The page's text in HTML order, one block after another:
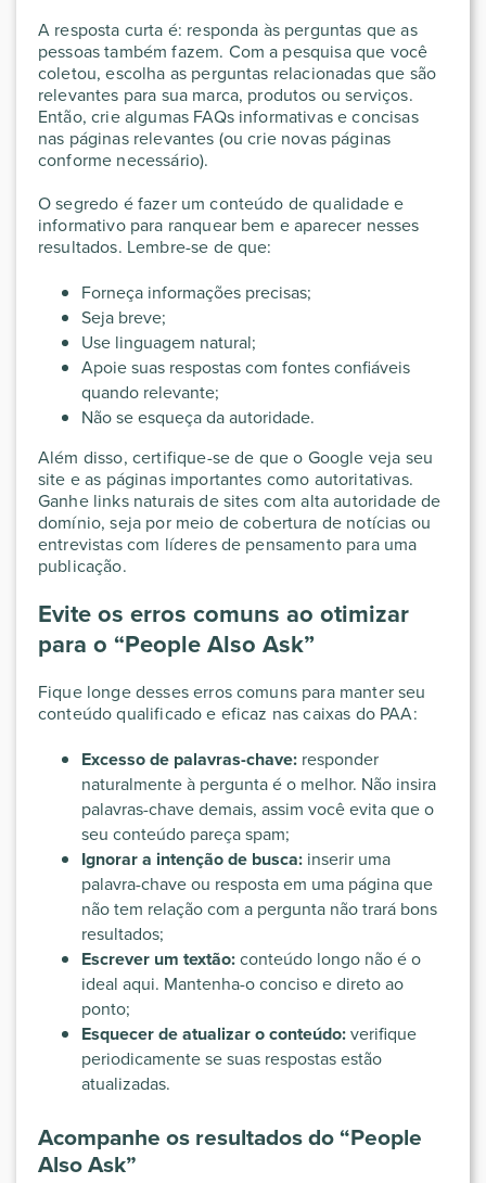
A resposta curta é: responda às perguntas que as
pessoas também fazem. Com a pesquisa que você
coletou, escolha as perguntas relacionadas que são
relevantes para sua marca, produtos ou serviços.
Então, crie algumas FAQs informativas e concisas
nas páginas relevantes (ou crie novas páginas
conforme necessário).
O segredo é fazer um conteúdo de qualidade e
informativo para ranquear bem e aparecer nesses
resultados. Lembre-se de que:
Forneça informações precisas;
Seja breve;
Use linguagem natural;
Apoie suas respostas com fontes confiáveis
quando relevante;
Não se esqueça da autoridade.
Além disso, certifique-se de que o Google veja seu
site e as páginas importantes como autoritativas.
Ganhe links naturais de sites com alta autoridade de
domínio, seja por meio de cobertura de notícias ou
entrevistas com líderes de pensamento para uma
publicação.
Evite os erros comuns ao otimizar
para o “People Also Ask”
Fique longe desses erros comuns para manter seu
conteúdo qualificado e eficaz nas caixas do PAA:
Excesso de palavras-chave: responder
naturalmente à pergunta é o melhor. Não insira
palavras-chave demais, assim você evita que o
seu conteúdo pareça spam;
Ignorar a intenção de busca: inserir uma
palavra-chave ou resposta em uma página que
não tem relação com a pergunta não trará bons
resultados;
Escrever um textão:conteúdo longo não é o
ideal aqui. Mantenha-o conciso e direto ao
ponto;
Esquecer de atualizar o conteúdo:verifique
periodicamente se suas respostas estão
atualizadas.
Acompanhe os resultados do “People
Also Ask”